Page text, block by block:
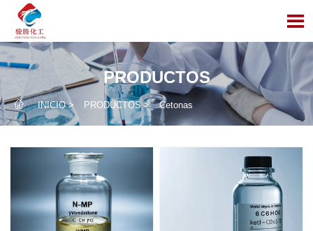

PRODUCTOS
 INICIO> PRODUCTOS> Cetonas